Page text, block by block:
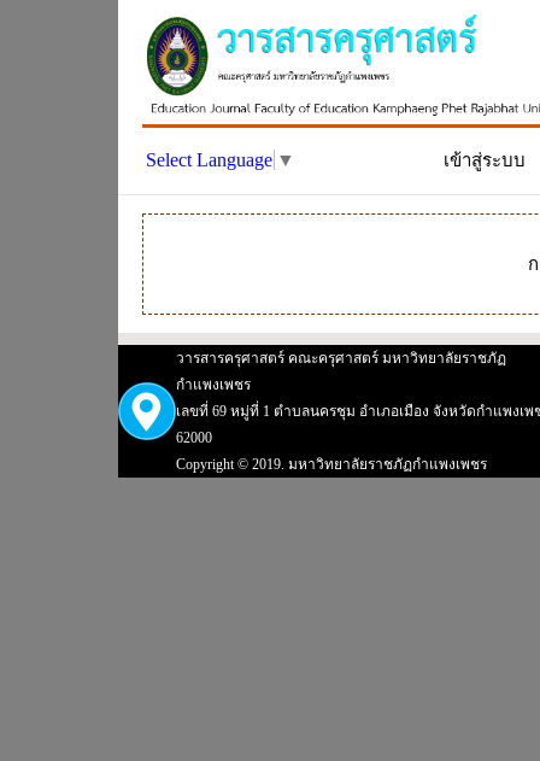
Select Language ▼ เข้าสู่ระบบ
วารสารครุศาสตร์ คณะครุศาสตร์ มหาวิทยาลัยราชภัฏ
กำแพงเพชร
เลขที่ 69 หมู่ที่ 1 ตำบลนครชุม อำเภอเมือง จังหวัดกำแพงเพ
62000
Copyright © 2019. มหาวิทยาลัยราชภัฏกำแพงเพชร